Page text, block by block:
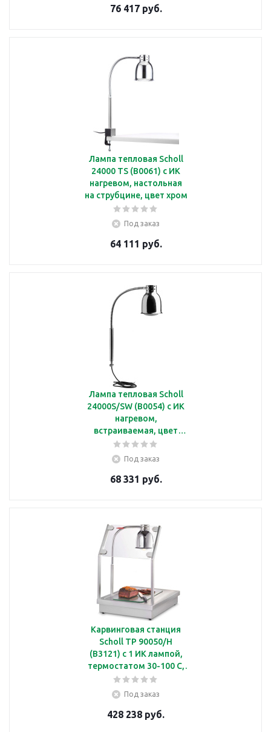
76 417 руб.
Лампа тепловая Scholl
24000 TS (B0061) с ИК
нагревом, настольная
на струбцине, цвет хром
Под заказ
64 111 руб.
Лампа тепловая Scholl
24000S/SW (B0054) с ИК
нагревом,
встраиваемая, цвет
плафона черный
Под заказ
68 331 руб.
Карвинговая станция
Scholl TP 90050/H
(B3121) с 1 ИК лампой,
термостатом 30-100 С,
защитным стеклянным
экраном
Под заказ
428 238 руб.